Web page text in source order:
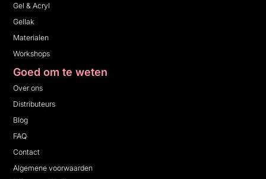
Gel & Acryl
Gellak
Materialen
Workshops
Goed om te weten
Over ons
Distributeurs
Blog
FAQ
Contact
Algemene voorwaarden